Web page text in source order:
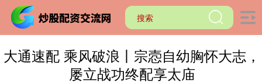
大通速配 乘风破浪丨宗悫自幼胸怀大志，
屡立战功终配享太庙